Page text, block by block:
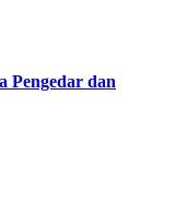
Pengedar dan